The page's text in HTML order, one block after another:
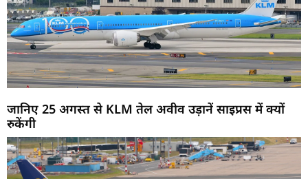
जानिए 25 अगस्त से KLM तेल अवीव उड़ानें साइप्रस में क्यों
रुकेंगी